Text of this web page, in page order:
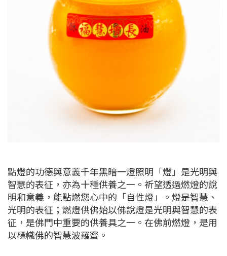
點燈的功德與意義千年黑暗一燈照明「燈」是光明與
智慧的表征，亦為十種供養之一。祈望透過燃燈的說
明和意義，能點燃您心中的「自性燈」。燈是智慧、
光明的表征；燃燈供佛始以佛說燈是光明與智慧的表
征，是佛門中重要的供養具之一。在佛前燃燈，是用
以標幟佛的智慧波羅蜜。